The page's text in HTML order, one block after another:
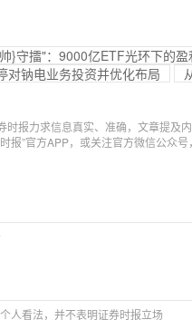
}守擂"：9000亿ETF光环下的
对钠电业务投资并优化布局
时报力求信息真实、准确，文章提及
报”官方APP，或关注官方微信公众
人看法，并不表明证券时报立场